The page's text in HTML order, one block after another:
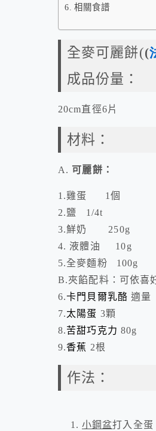
相關食譜
全麥可麗餅((
成品份量：
20cm直徑6片
材料：
A. 可麗餅：
1.雞蛋 1個
2.鹽 1/4t
3.鮮奶 250g
4. 液體油 10g
5.全麥麵粉 100g
B.夾餡配料：可依喜
6.卡門貝爾乳酪 適量
7.太陽蛋 3顆
8.苦甜巧克力 80g
9.香蕉 2根
作法：
小鋼盆打入全蛋